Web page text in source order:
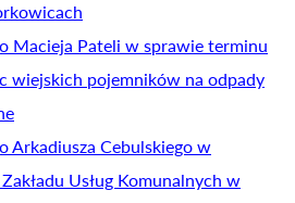
Macieja Pateli w sprawie terminu
wiejskich pojemników na odpady
Arkadiusza Cebulskiego w
Usług Komunalnych w